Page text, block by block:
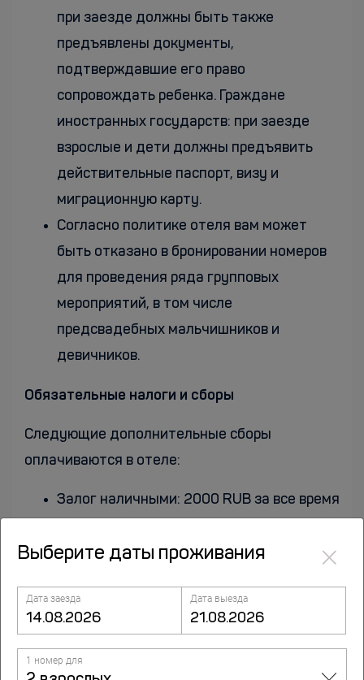
при заезде должны быть также
предъявлены документы,
подтверждавшие его право
сопровождать ребенка. Граждане
иностранных государств: при заезде
взрослые и дети должны предъявить
действительные паспорт, визу и
миграционную карту.
Согласно политике отеля вам может
быть отказано в бронировании номеров
для проведения ряда групповых
мероприятий, в том числе
предсвадебных мальчишников и
девичников.
Обязательные налоги и сборы
Следующие дополнительные сборы
оплачиваются в отеле:
Залог наличными: 2000 RUB за все время
Приведенный перечень содержит все
указанные отелем сборы. Однако взимаемая
сумма может изменяться в зависимости,
продолжительности пребывания.
Выберите даты проживания ×
Дата заезда Дата выезда
1 номер для